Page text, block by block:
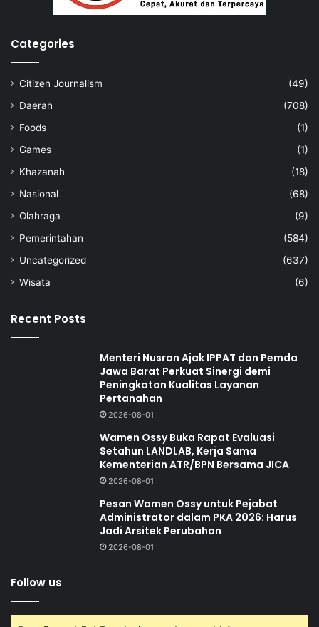
Categories
Citizen Journalism
(49)
Daerah
(708)
Foods
(1)
Games
(1)
Khazanah
(18)
Nasional
(68)
Olahraga
(9)
Pemerintahan
(584)
Uncategorized
(637)
Wisata
(6)
Recent Posts
Menteri Nusron Ajak IPPAT dan Pemda
Jawa Barat Perkuat Sinergi demi
Peningkatan Kualitas Layanan
Pertanahan
2026-08-01
Wamen Ossy Buka Rapat Evaluasi
Setahun LANDLAB, Kerja Sama
Kementerian ATR/BPN Bersama JICA
2026-08-01
Pesan Wamen Ossy untuk Pejabat
Administrator dalam PKA 2026: Harus
Jadi Arsitek Perubahan
2026-08-01
Follow us